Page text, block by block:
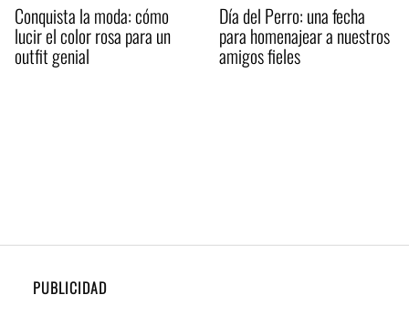
Conquista la moda: cómo
lucir el color rosa para un
outfit genial
Día del Perro: una fecha
para homenajear a nuestros
amigos fieles
PUBLICIDAD